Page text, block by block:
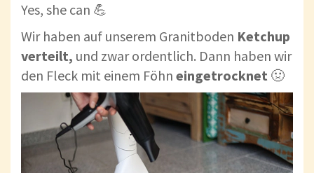
Yes, she can 💪
Wir haben auf unserem Granitboden Ketchup
verteilt, und zwar ordentlich. Dann haben wir
den Fleck mit einem Föhn eingetrocknet 🤢